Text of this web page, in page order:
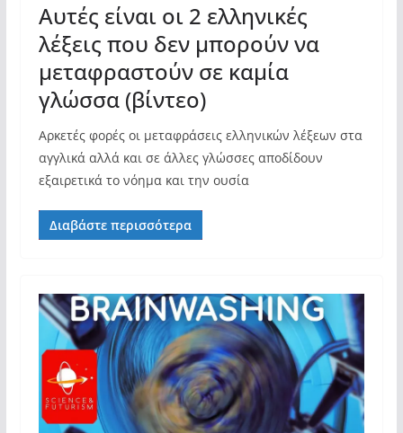
Αυτές είναι οι 2 ελληνικές
λέξεις που δεν μπορούν να
μεταφραστούν σε καμία
γλώσσα (βίντεο)
Αρκετές φορές οι μεταφράσεις ελληνικών λέξεων στα
αγγλικά αλλά και σε άλλες γλώσσες αποδίδουν
εξαιρετικά το νόημα και την ουσία
Διαβάστε περισσότερα